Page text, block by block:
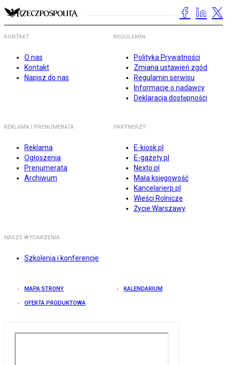
KONTAKT
O nas
Kontakt
Napisz do nas
REGULAMIN
Polityka Prywatności
Zmiana ustawień zgód
Regulamin serwisu
Informacje o nadawcy
Deklaracja dostępności
REKLAMA I PRENUMERATA
Reklama
Ogłoszenia
Prenumerata
Archiwum
PARTNERZY
E-kiosk.pl
E-gazety.pl
Nexto.pl
Mała księgowość
Kancelarierp.pl
Wieści Rolnicze
Życie Warszawy
NASZE WYDARZENIA
Szkolenia i konferencje
MAPA STRONY KALENDARIUM
OFERTA PRODUKTOWA